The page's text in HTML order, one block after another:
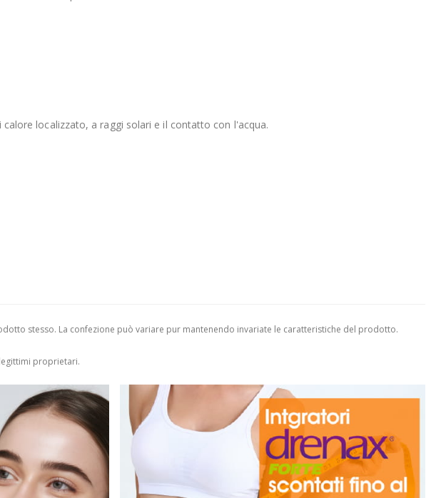
localizzato, a raggi solari e il contatto con l'acqua.
stesso. La confezione può variare pur mantenendo invariate le caratteristiche del prodotto.
proprietari.